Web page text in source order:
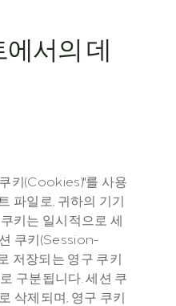
서의 데
키(Cookies)"를 사용
파일로, 귀하의 기기
키는 일시적으로 세
쿠키(Session-
저장되는 영구 쿠키
구분됩니다. 세션 쿠
삭제되며, 영구 쿠키